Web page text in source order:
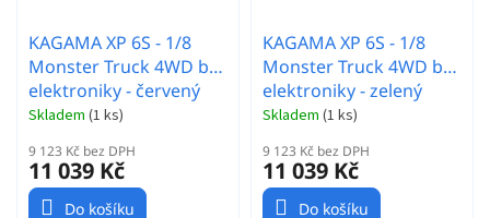
KAGAMA XP 6S - 1/8
Monster Truck 4WD bez
elektroniky - červený
Skladem (1 ks)
9 123 Kč bez DPH
11 039 Kč
Do košíku
KAGAMA XP 6S - 1/8
Monster Truck 4WD bez
elektroniky - zelený
Skladem (1 ks)
9 123 Kč bez DPH
11 039 Kč
Do košíku